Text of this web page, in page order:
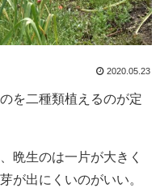
2020.05.23
を二種類植えるのが定
晩生のは一片が大きく
が出にくいのがいい。